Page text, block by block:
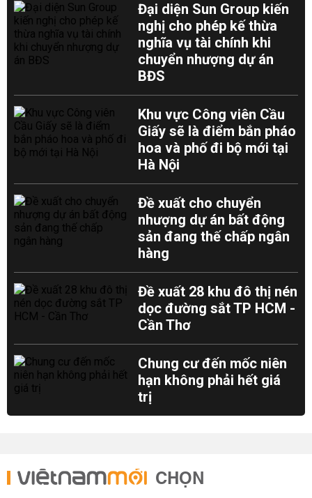
Đại diện Sun Group kiến
nghị cho phép kế thừa
nghĩa vụ tài chính khi
chuyển nhượng dự án
BĐS
Khu vực Công viên Cầu
Giấy sẽ là điểm bắn pháo
hoa và phố đi bộ mới tại
Hà Nội
Đề xuất cho chuyển
nhượng dự án bất động
sản đang thế chấp ngân
hàng
Đề xuất 28 khu đô thị nén
dọc đường sắt TP HCM -
Cần Thơ
Chung cư đến mốc niên
hạn không phải hết giá
trị
CHỌN